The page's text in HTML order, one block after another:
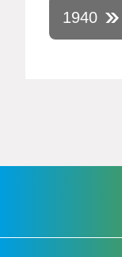
1940